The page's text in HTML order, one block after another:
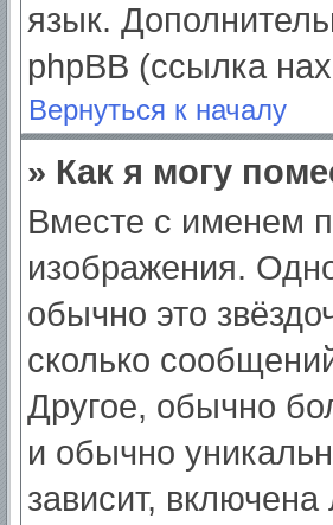
язык.
phpBB (ссылка
Вернуться к началу
» Как я могу
Вместе с именем
изображения.
обычно это
сколько
Другое, обычно
и обычно
зависит,